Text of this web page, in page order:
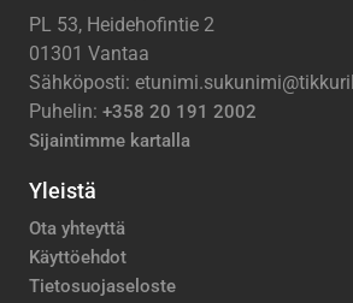
PL 53, Heidehofintie 2
01301 Vantaa
Sähköposti:
Puhelin: +358 20 191 2002
Sijaintimme kartalla
Yleistä
Ota yhteyttä
Käyttöehdot
Tietosuojaseloste